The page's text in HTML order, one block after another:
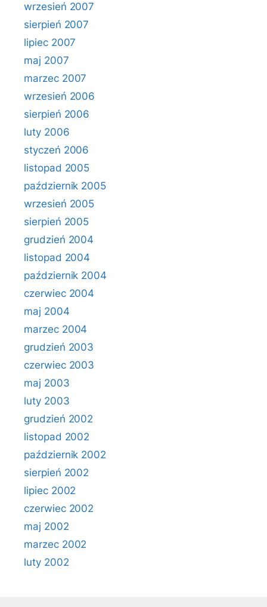
wrzesień 2007
sierpień 2007
lipiec 2007
maj 2007
marzec 2007
wrzesień 2006
sierpień 2006
luty 2006
styczeń 2006
listopad 2005
październik 2005
wrzesień 2005
sierpień 2005
grudzień 2004
listopad 2004
październik 2004
czerwiec 2004
maj 2004
marzec 2004
grudzień 2003
czerwiec 2003
maj 2003
luty 2003
grudzień 2002
listopad 2002
październik 2002
sierpień 2002
lipiec 2002
czerwiec 2002
maj 2002
marzec 2002
luty 2002